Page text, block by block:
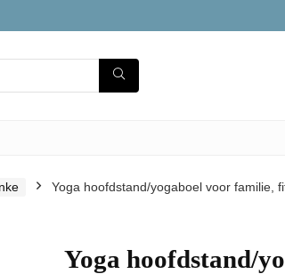
Yoga hoofdstand/yogaboel voor familie,
Yoga hoofdstand/